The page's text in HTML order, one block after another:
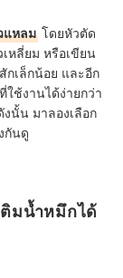
แหลม โดยหัวตัด
หลี่ยม หรือเขียน
กเล็กน้อย และอีก
ที่ใช้งานได้ง่ายกว่า
งนั้น มาลองเลือก
กันดู
ติมน้ำหมึกได้